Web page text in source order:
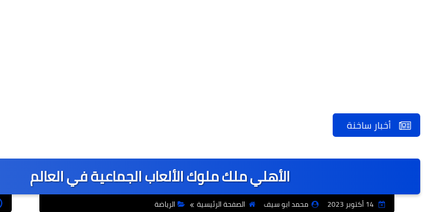
أخبار ساخنة
الأهلي ملك ملوك الألعاب الجماعية في العالم
14 أكتوبر 2023 محمد ابو سيف الصفحة الرئيسية الرياضة